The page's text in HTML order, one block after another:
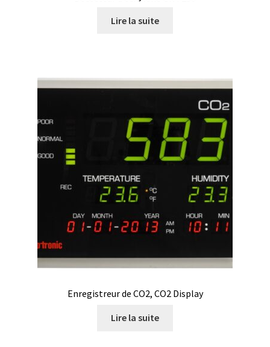
Lire la suite
Enregistreur de CO2, CO2 Display
Lire la suite